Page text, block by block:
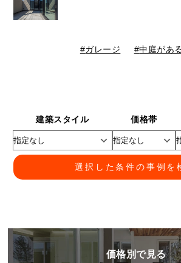
ガレージ 中庭があ
建築スタイル 価格帯
選択した条件の事例を
価格別で見る